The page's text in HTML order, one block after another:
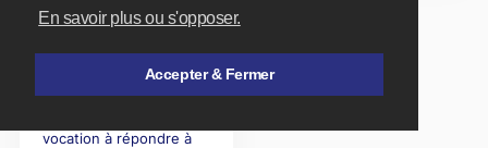
En savoir plus ou s'opposer.
Accepter & Fermer